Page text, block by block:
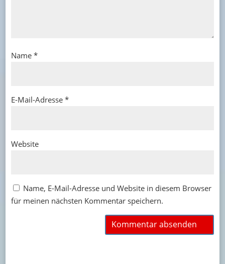
Name *
E-Mail-Adresse *
Website
Name, E-Mail-Adresse und Website in diesem Browser
für meinen nächsten Kommentar speichern.